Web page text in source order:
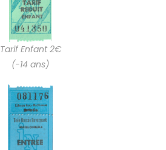
Tarif Enfant 2€
(-14 ans)